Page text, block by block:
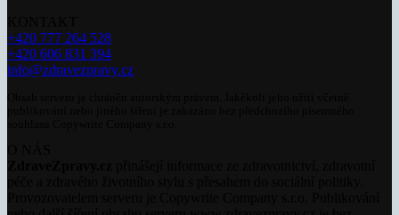
+420 777 264 528
+420 606 831 394
info@zdravezpravy.cz